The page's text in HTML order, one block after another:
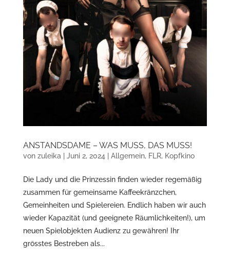
ANSTANDSDAME – WAS MUSS, DAS MUSS!
von zuleika| Juni 2, 2024| Allgemein, FLR, Kopfkino
Die Lady und die Prinzessin finden wieder regemäßig
zusammen für gemeinsame Kaffeekränzchen,
Gemeinheiten und Spielereien. Endlich haben wir auch
wieder Kapazität (und geeignete Räumlichkeiten!), um
neuen Spielobjekten Audienz zu gewähren! Ihr
grösstes Bestreben als...